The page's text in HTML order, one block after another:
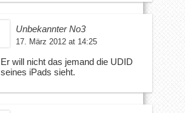
Unbekannter No3
17. März 2012 at 14:25
Er will nicht das jemand die UDID
seines iPads sieht.